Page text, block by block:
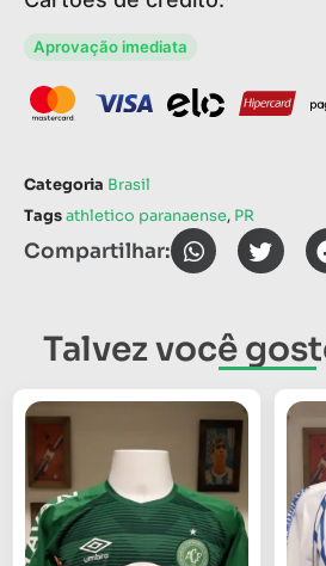
Aprovação imediata
Categoria Brasil
Tagsathletico paranaense, PR
Compartilhar:
Talvez você